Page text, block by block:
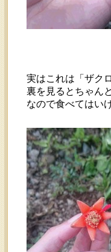
実はこれは「ザク
裏を見るとちゃん
なので食べてはい